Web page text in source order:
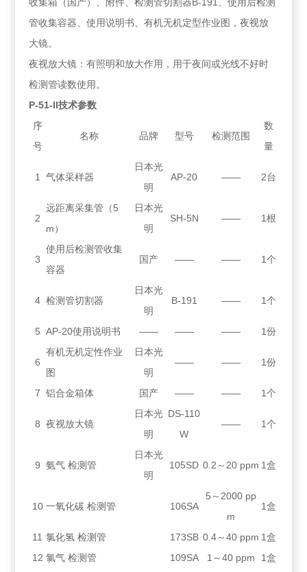
管收集容器、使用说明书、有机无机定型作业图，夜视放
大镜。
夜视放大镜：有照明和放大作用，用于夜间或光线不好时
检测管读数使用。
P-51-II技术参数
序
号
名称 品牌 型号 检测范围
数
量
1 气体采样器
日本光
明
AP-20 —— 2台
2
远距离采集管（5
m）
日本光
明
SH-5N —— 1根
3
使用后检测管收集
容器
国产 —— —— 1个
4 检测管切割器
日本光
明
B-191 —— 1个
5 AP-20使用说明书 —— —— —— 1份
6
有机无机定性作业
图
日本光
明
—— —— 1份
7 铝合金箱体 国产 —— —— 1个
8 夜视放大镜
日本光
明
DS-110
W
—— 1个
9 氨气 检测管
日本光
明
105SD 0.2～20 ppm 1盒
10 一氧化碳 检测管 106SA
5～2000 pp
m
1盒
11 氯化氢 检测管 173SB 0.4～40 ppm 1盒
12 氯气 检测管 109SA 1～40 ppm 1盒